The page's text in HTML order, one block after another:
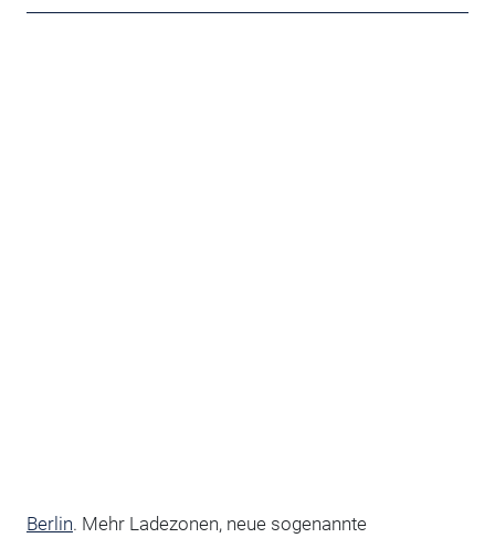
Berlin. Mehr Ladezonen, neue sogenannte